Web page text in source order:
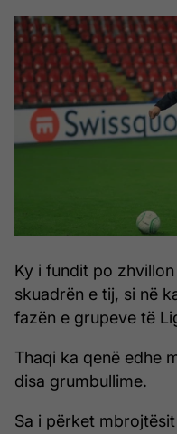
Ky i fundit po
skuadrën e tij, si në
fazën e grupeve të
Thaqi ka qenë edhe
disa grumbullime.
Sa i përket